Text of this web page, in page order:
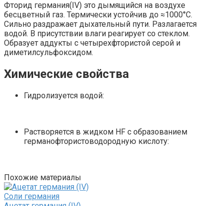
Фторид германия(IV) это дымящийся на воздухе
бесцветный газ. Термически устойчив до ≈1000°С.
Сильно раздражает дыхательный пути. Разлагается
водой. В присутствии влаги реагирует со стеклом.
Образует аддукты с четырехфтористой серой и
диметилсульфоксидом.
Химические свойства
Гидролизуется водой:
Растворяется в жидком HF с образованием
германофтористоводородную кислоту:
Похожие материалы
Соли германия‎